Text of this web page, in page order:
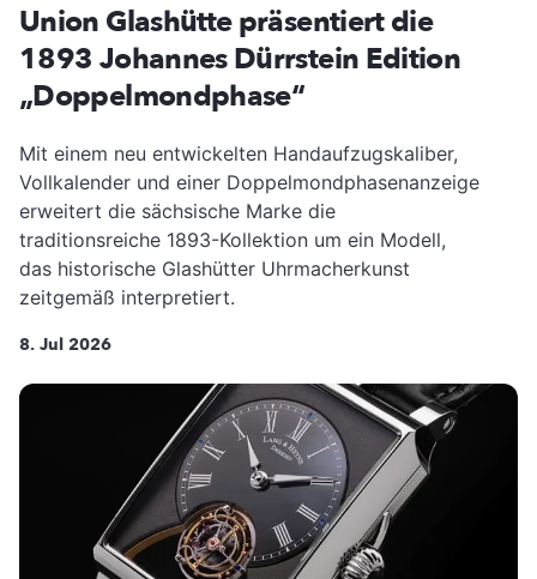
Union Glashütte präsentiert die
1893 Johannes Dürrstein Edition
„Doppelmondphase“
Mit einem neu entwickelten Handaufzugskaliber,
Vollkalender und einer Doppelmondphasenanzeige
erweitert die sächsische Marke die
traditionsreiche 1893-Kollektion um ein Modell,
das historische Glashütter Uhrmacherkunst
zeitgemäß interpretiert.
8. Jul 2026